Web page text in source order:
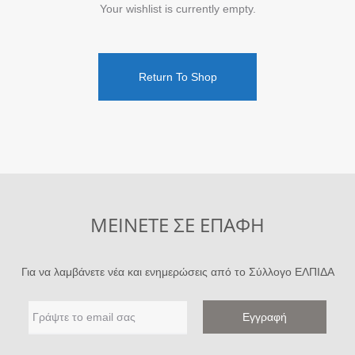
t
Your wishlist is currently empty.
Return To Shop
ΜΕΙΝΕΤΕ ΣΕ ΕΠΑΦΗ
Για να λαμβάνετε νέα και ενημερώσεις από το Σύλλογο ΕΛΠΙΔΑ